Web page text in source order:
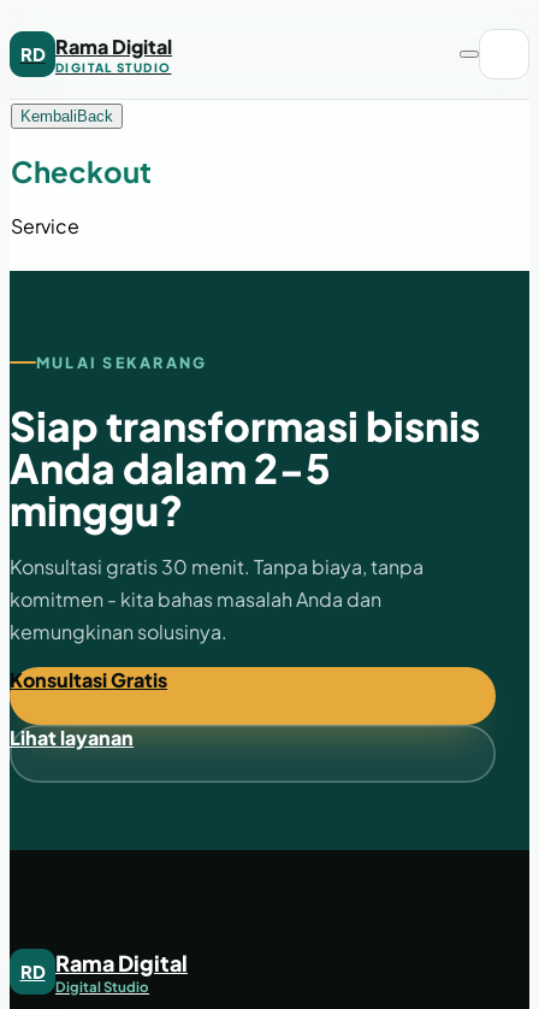
RD Rama Digital
DIGITAL STUDIO
Kembali Back
Checkout
Service
MULAI SEKARANG
Siap transformasi bisnis
Anda dalam 2-5
minggu?
Konsultasi gratis 30 menit. Tanpa biaya, tanpa
komitmen - kita bahas masalah Anda dan
kemungkinan solusinya.
Konsultasi Gratis
Lihat layanan
RD Rama Digital
Digital Studio